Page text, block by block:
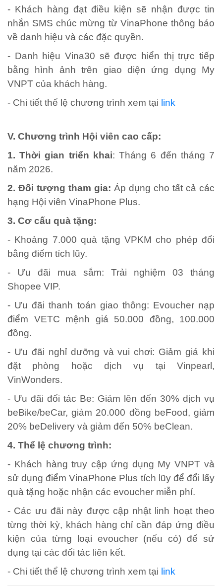
- Khách hàng đạt điều kiện sẽ nhận được tin
nhắn SMS chúc mừng từ VinaPhone thông báo
về danh hiệu và các đặc quyền.
- Danh hiệu Vina30 sẽ được hiển thị trực tiếp
bằng hình ảnh trên giao diện ứng dụng My
VNPT của khách hàng.
- Chi tiết thể lệ chương trình xem tại link
V. Chương trình Hội viên cao cấp:
1. Thời gian triển khai: Tháng 6 đến tháng 7
năm 2026.
2. Đối tượng tham gia: Áp dụng cho tất cả các
hạng Hội viên VinaPhone Plus.
3. Cơ cấu quà tặng:
- Khoảng 7.000 quà tặng VPKM cho phép đổi
bằng điểm tích lũy.
- Ưu đãi mua sắm: Trải nghiệm 03 tháng
Shopee VIP.
- Ưu đãi thanh toán giao thông: Evoucher nạp
điểm VETC mệnh giá 50.000 đồng, 100.000
đồng.
- Ưu đãi nghỉ dưỡng và vui chơi: Giảm giá khi
đặt phòng hoặc dịch vụ tại Vinpearl,
VinWonders.
- Ưu đãi đối tác Be: Giảm lên đến 30% dịch vụ
beBike/beCar, giảm 20.000 đồng beFood, giảm
20% beDelivery và giảm đến 50% beClean.
4. Thể lệ chương trình:
- Khách hàng truy cập ứng dụng My VNPT và
sử dụng điểm VinaPhone Plus tích lũy để đổi lấy
quà tặng hoặc nhận các evoucher miễn phí.
- Các ưu đãi này được cập nhật linh hoạt theo
từng thời kỳ, khách hàng chỉ cần đáp ứng điều
kiện của từng loại evoucher (nếu có) để sử
dụng tại các đối tác liên kết.
- Chi tiết thể lệ chương trình xem tại link